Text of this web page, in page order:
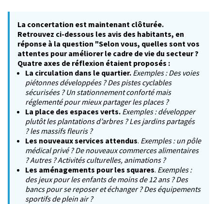
La concertation est maintenant clôturée.
Retrouvez ci-dessous les avis des habitants, en
réponse à la question "Selon vous, quelles sont vos
attentes pour améliorer le cadre de vie du secteur ?
Quatre axes de réflexion étaient proposés :
La circulation dans le quartier. Exemples : Des voies
piétonnes développées ? Des pistes cyclables
sécurisées ? Un stationnement conforté mais
réglementé pour mieux partager les places ?
La place des espaces verts. Exemples : développer
plutôt les plantations d’arbres ? Les jardins partagés
? les massifs fleuris ?
Les nouveaux services attendus. Exemples : un pôle
médical privé ? De nouveaux commerces alimentaires
? Autres ? Activités culturelles, animations ?
Les aménagements pour les squares. Exemples :
des jeux pour les enfants de moins de 12 ans ? Des
bancs pour se reposer et échanger ? Des équipements
sportifs de plein air ?